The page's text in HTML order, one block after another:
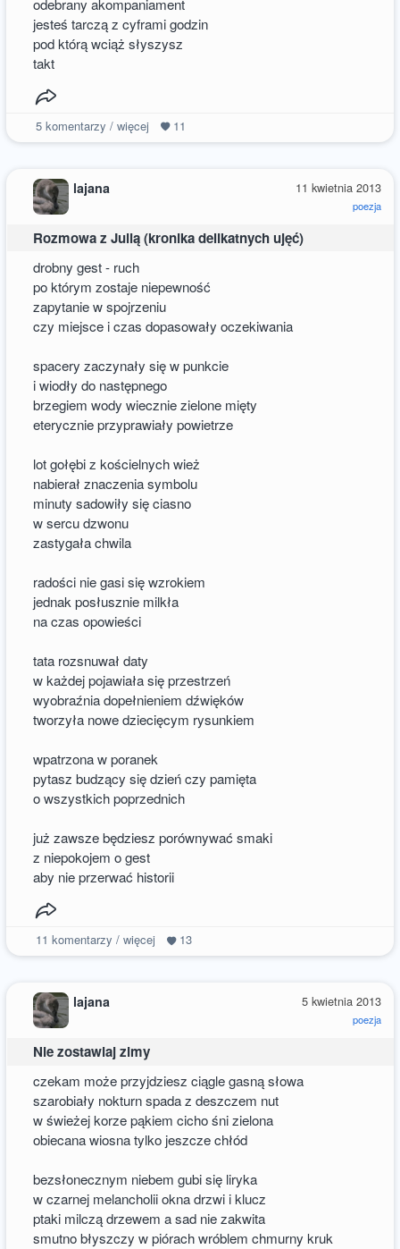
odebrany akompaniament
jesteś tarczą z cyframi godzin
pod którą wciąż słyszysz
takt
5komentarzy / więcej 11
11 kwietnia 2013
poezja
lajana
Rozmowa z Julią (kronika delikatnych ujęć)
drobny gest - ruch
po którym zostaje niepewność
zapytanie w spojrzeniu
czy miejsce i czas dopasowały oczekiwania
spacery zaczynały się w punkcie
i wiodły do następnego
brzegiem wody wiecznie zielone mięty
eterycznie przyprawiały powietrze
lot gołębi z kościelnych wież
nabierał znaczenia symbolu
minuty sadowiły się ciasno
w sercu dzwonu
zastygała chwila
radości nie gasi się wzrokiem
jednak posłusznie milkła
na czas opowieści
tata rozsnuwał daty
w każdej pojawiała się przestrzeń
wyobraźnia dopełnieniem dźwięków
tworzyła nowe dziecięcym rysunkiem
wpatrzona w poranek
pytasz budzący się dzień czy pamięta
o wszystkich poprzednich
już zawsze będziesz porównywać smaki
z niepokojem o gest
aby nie przerwać historii
11 komentarzy / więcej 13
5 kwietnia 2013
poezja
lajana
Nie zostawiaj zimy
czekam może przyjdziesz ciągle gasną słowa
szarobiały nokturn spada z deszczem nut
w świeżej korze pąkiem cicho śni zielona
obiecana wiosna tylko jeszcze chłód
bezsłonecznym niebem gubi się liryka
w czarnej melancholii okna drzwi i klucz
ptaki milczą drzewem a sad nie zakwita
smutno błyszczy w piórach wróblem chmurny kruk